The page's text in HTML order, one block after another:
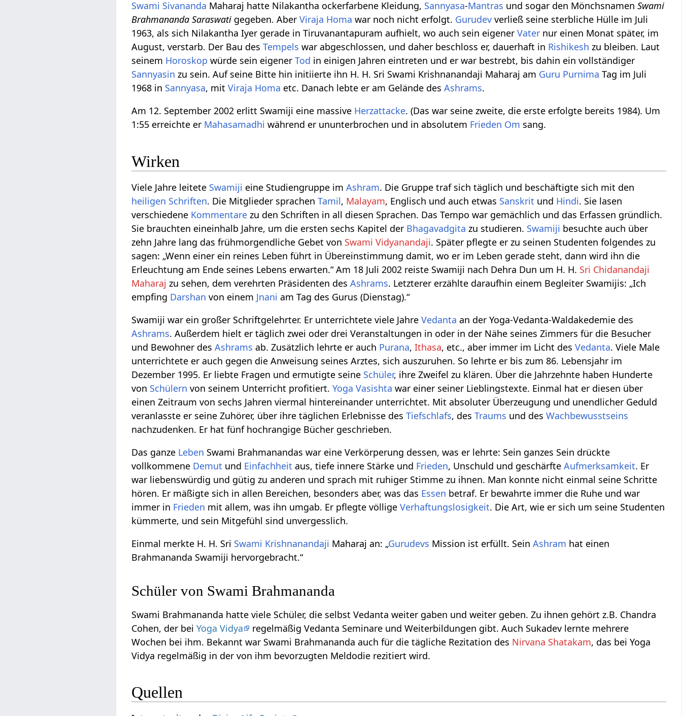
Swami Sivananda Maharaj hatte Nilakantha ockerfarbene Kleidung, Sannyasa-Mantras und sogar den MönchsnamenSwami
Brahmananda Saraswati gegeben. AberViraja Homa war noch nicht erfolgt. Gurudev verließ seine sterbliche Hülle im Juli
1963, als sich Nilakantha Iyer gerade in Tiruvanantapuram aufhielt, wo auch sein eigenerVater nur einen Monat später, im
August, verstarb. Der Bau desTempels war abgeschlossen, und daher beschloss er, dauerhaft in Rishikesh zu bleiben. Laut
seinem Horoskop würde sein eigenerTod in einigen Jahren eintreten und er war bestrebt, bis dahin ein vollständiger
Sannyasin zu sein. Auf seine Bitte hin initiierte ihn H. H. Sri Swami Krishnanandaji Maharaj am Guru Purnima Tag im Juli
1968 in Sannyasa, mitViraja Homa etc. Danach lebte er am Gelände desAshrams.
Am 12. September 2002 erlitt Swamiji eine massive Herzattacke. (Das war seine zweite, die erste erfolgte bereits 1984). Um
1:55 erreichte er Mahasamadhi während er ununterbrochen und in absolutem Frieden Om sang.
Wirken
Viele Jahre leitete Swamiji eine Studiengruppe imAshram. Die Gruppe traf sich täglich und beschäftigte sich mit den
heiligen Schriften. Die Mitglieder sprachenTamil, Malayam, Englisch und auch etwas Sanskrit und Hindi. Sie lasen
verschiedene Kommentare zu den Schriften in all diesen Sprachen. Das Tempo war gemächlich und das Erfassen gründlich.
Sie brauchten eineinhalb Jahre, um die ersten sechs Kapitel der Bhagavadgita zu studieren. Swamiji besuchte auch über
zehn Jahre lang das frühmorgendliche Gebet von Swami Vidyanandaji. Später pflegte er zu seinen Studenten folgendes zu
sagen: „Wenn einer ein reines Leben führt in Übereinstimmung damit, wo er im Leben gerade steht, dann wird ihn die
Erleuchtung am Ende seines Lebens erwarten.“ Am 18 Juli 2002 reiste Swamiji nach Dehra Dun um H. H. Sri Chidanandaji
Maharaj zu sehen, dem verehrten Präsidenten desAshrams. Letzterer erzählte daraufhin einem Begleiter Swamijis: „Ich
empfing Darshan von einem Jnani am Tag des Gurus (Dienstag).“
Swamiji war ein großer Schriftgelehrter. Er unterrichtete viele JahreVedanta an der Yoga-Vedanta-Waldakedemie des
Ashrams. Außerdem hielt er täglich zwei oder drei Veranstaltungen in oder in der Nähe seines Zimmers für die Besucher
und Bewohner desAshrams ab. Zusätzlich lehrte er auch Purana,Ithasa, etc., aber immer im Licht desVedanta. Viele Male
unterrichtete er auch gegen die Anweisung seines Arztes, sich auszuruhen. So lehrte er bis zum 86. Lebensjahr im
Dezember 1995. Er liebte Fragen und ermutigte seine Schüler, ihre Zweifel zu klären. Über die Jahrzehnte haben Hunderte
von Schülern von seinem Unterricht profitiert.Yoga Vasishta war einer seiner Lieblingstexte. Einmal hat er diesen über
einen Zeitraum von sechs Jahren viermal hintereinander unterrichtet. Mit absoluter Überzeugung und unendlicher Geduld
veranlasste er seine Zuhörer, über ihre täglichen Erlebnisse desTiefschlafs, desTraums und desWachbewusstseins
nachzudenken. Er hat fünf hochrangige Bücher geschrieben.
Das ganze Leben Swami Brahmanandas war eine Verkörperung dessen, was er lehrte: Sein ganzes Sein drückte
vollkommene Demut und Einfachheit aus, tiefe innere Stärke und Frieden, Unschuld und geschärfteAufmerksamkeit. Er
war liebenswürdig und gütig zu anderen und sprach mit ruhiger Stimme zu ihnen. Man konnte nicht einmal seine Schritte
hören. Er mäßigte sich in allen Bereichen, besonders aber, was das Essen betraf. Er bewahrte immer die Ruhe und war
immer in Frieden mit allem, was ihn umgab. Er pflegte völligeVerhaftungslosigkeit. Die Art, wie er sich um seine Studenten
kümmerte, und sein Mitgefühl sind unvergesslich.
Einmal merkte H. H. Sri Swami Krishnanandaji Maharaj an: „Gurudevs Mission ist erfüllt. SeinAshram hat einen
Brahmananda Swamiji hervorgebracht.“
Schüler von Swami Brahmananda
Swami Brahmananda hatte viele Schüler, die selbst Vedanta weiter gaben und weiter geben. Zu ihnen gehört z.B. Chandra
Cohen, der beiYoga Vidya
regelmäßig Vedanta Seminare und Weiterbildungen gibt. Auch Sukadev lernte mehrere
Wochen bei ihm. Bekannt war Swami Brahmananda auch für die tägliche Rezitation des Nirvana Shatakam, das bei Yoga
Vidya regelmäßig in der von ihm bevorzugten Meldodie rezitiert wird.
Quellen